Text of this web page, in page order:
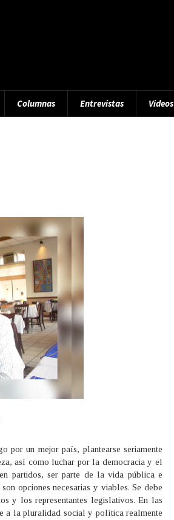
Columnas Entrevistas Videos
por un mejor país, plantearse seriamente
así como luchar por la democracia y el
partidos, ser parte de la vida pública e
opciones necesarias y viables. Se debe
y los representantes legislativos. En las
a la pluralidad social y política realmente